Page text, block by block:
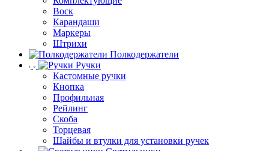
Воск
Карандаши
Маркеры
Штрихи
Полкодержатели
Ручки
Кастомные ручки
Кнопка
Профильная
Рейлинг
Скоба
Торцевая
Шайбы и втулки для установки ручек